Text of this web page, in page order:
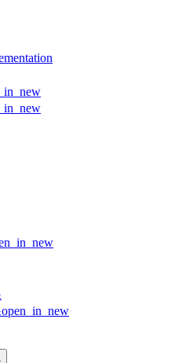
open_in_new